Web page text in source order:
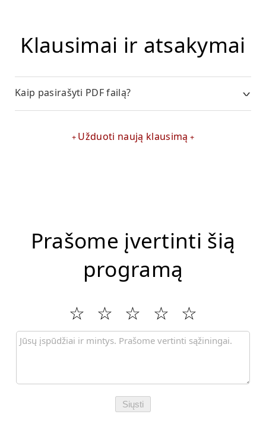
Klausimai ir atsakymai
Kaip pasirašyti PDF failą?
Užduoti naują klausimą
Prašome įvertinti šią
programą
Siųsti